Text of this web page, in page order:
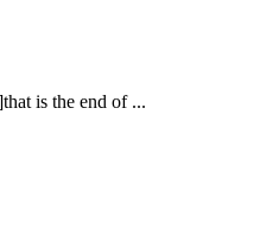
is the end of ...